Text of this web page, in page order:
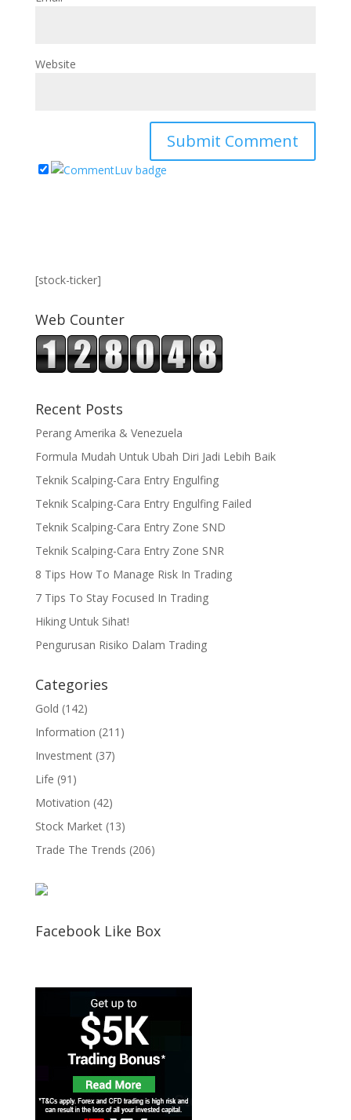
Website
[stock-ticker]
Web Counter
Recent Posts
Perang Amerika & Venezuela
Formula Mudah Untuk Ubah Diri Jadi Lebih Baik
Teknik Scalping-Cara Entry Engulfing
Teknik Scalping-Cara Entry Engulfing Failed
Teknik Scalping-Cara Entry Zone SND
Teknik Scalping-Cara Entry Zone SNR
8 Tips How To Manage Risk In Trading
7 Tips To Stay Focused In Trading
Hiking Untuk Sihat!
Pengurusan Risiko Dalam Trading
Categories
Gold (142)
Information (211)
Investment(37)
Life (91)
Motivation (42)
Stock Market(13)
Trade The Trends (206)
Facebook Like Box